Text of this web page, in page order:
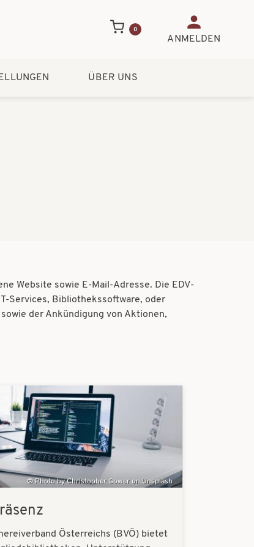
0
ANMELDEN
ÜBER UNS
Website sowie E-Mail-Adresse. Die EDV-
Services, Bibliothekssoftware, oder
der Ankündigung von Aktionen,
Photo by Christopher Gower on Unsplash
Österreichs (BVÖ) bietet